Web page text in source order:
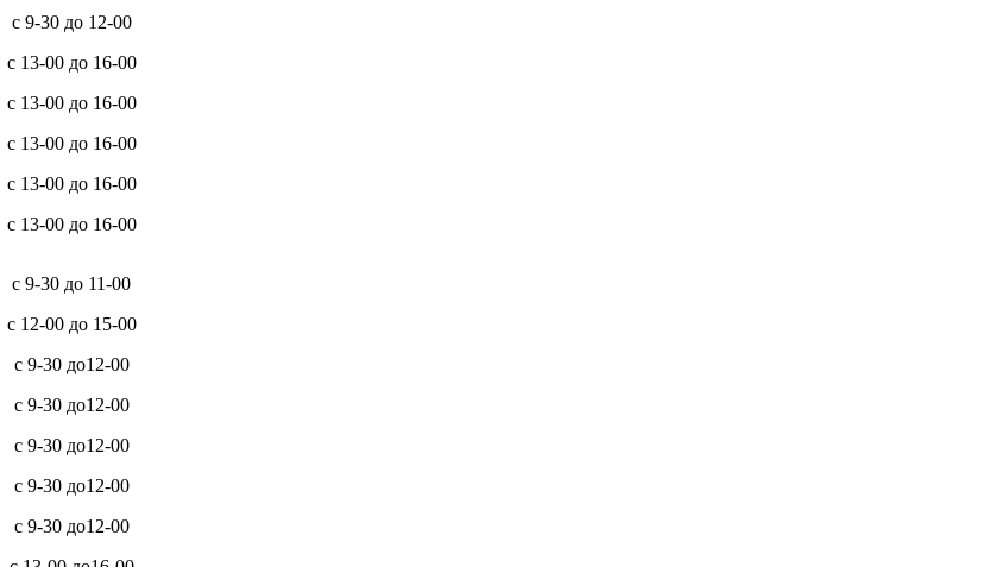
с 9-30 до 12-00
с 13-00 до 16-00
с 13-00 до 16-00
с 13-00 до 16-00
с 13-00 до 16-00
с 13-00 до 16-00
с 9-30 до 11-00
с 12-00 до 15-00
с 9-30 до12-00
с 9-30 до12-00
с 9-30 до12-00
с 9-30 до12-00
с 9-30 до12-00